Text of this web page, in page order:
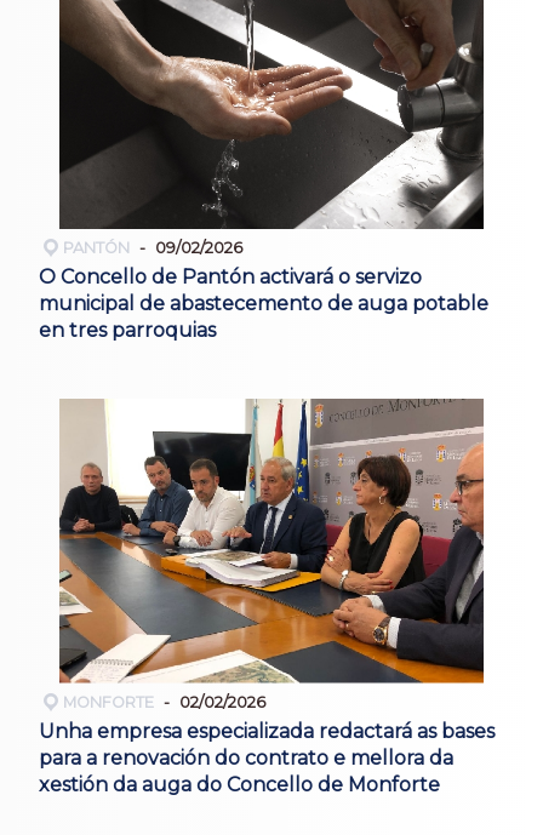
PANTÓN 09/02/2026
O Concello de Pantón activará o servizo
municipal de abastecemento de auga potable
en tres parroquias
MONFORTE 02/02/2026
Unha empresa especializada redactará as bases
para a renovación do contrato e mellora da
xestión da auga do Concello de Monforte